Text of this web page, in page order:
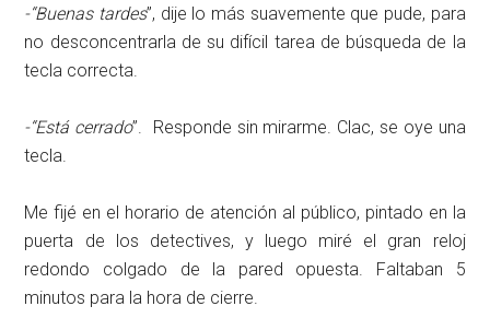
-“Buenas tardes”, dije lo más suavemente que pude, para
no desconcentrarla de su difícil tarea de búsqueda de la
tecla correcta.
-“Está cerrado”. Responde sin mirarme. Clac, se oye una
tecla.
Me fijé en el horario de atención al público, pintado en la
puerta de los detectives, y luego miré el gran reloj
redondo colgado de la pared opuesta. Faltaban 5
minutos para la hora de cierre.